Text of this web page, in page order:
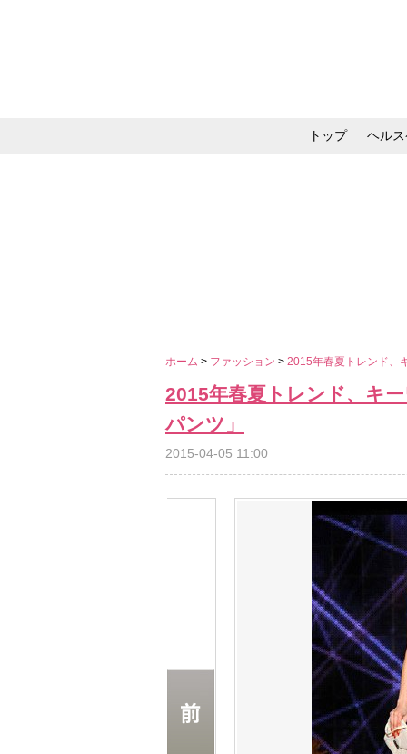
トップ ヘル
ホーム > ファッション > 2015年春夏トレンド、
2015年春夏トレンド、キ
パンツ」
2015-04-05 11:00